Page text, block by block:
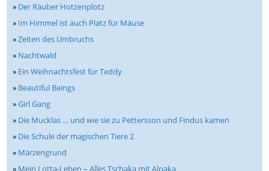
» Der Räuber Hotzenplotz
» Im Himmel ist auch Platz für Mäuse
»Zeiten des Umbruchs
» Nachtwald
» Ein Weihnachtsfest für Teddy
» Beautiful Beings
»Girl Gang
» Die Mucklas … und wie sie zu Pettersson und Findus kamen
» Die Schule der magischen Tiere 2
» Märzengrund
» Mein Lotta-Leben – Alles Tschaka mit Alpaka